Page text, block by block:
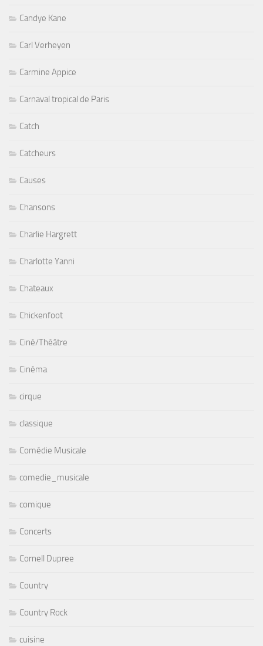
Candye Kane
Carl Verheyen
Carmine Appice
Carnaval tropical de Paris
Catch
Catcheurs
Causes
Chansons
Charlie Hargrett
Charlotte Yanni
Chateaux
Chickenfoot
Ciné/Théâtre
Cinéma
cirque
classique
Comédie Musicale
comedie_musicale
comique
Concerts
Cornell Dupree
Country
Country Rock
cuisine